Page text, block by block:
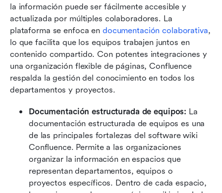
la información puede ser fácilmente accesible y
actualizada por múltiples colaboradores. La
plataforma se enfoca en documentación colaborativa,
lo que facilita que los equipos trabajen juntos en
contenido compartido. Con potentes integraciones y
una organización flexible de páginas, Confluence
respalda la gestión del conocimiento en todos los
departamentos y proyectos.
Documentación estructurada de equipos: La
documentación estructurada de equipos es una
de las principales fortalezas del software wiki
Confluence. Permite a las organizaciones
organizar la información en espacios que
representan departamentos, equipos o
proyectos específicos. Dentro de cada espacio,